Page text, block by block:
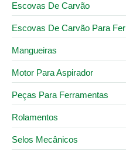
Escovas De Carvão
Escovas De Carvão Para
Mangueiras
Motor Para Aspirador
Peças Para Ferramentas
Rolamentos
Selos Mecânicos